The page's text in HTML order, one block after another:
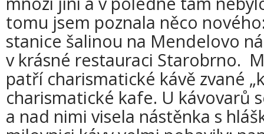
tomu jsem poznala něco
stanice šalinou na Mendelovo
v krásné restauraci Starobrno.
patří charismatické kávě zvané
charismatické kafe. U kávovarů
a nad nimi visela nástěnka s